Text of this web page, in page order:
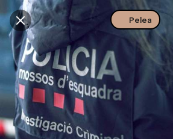
Descarga la app
Buscar en esta zona
Pelea